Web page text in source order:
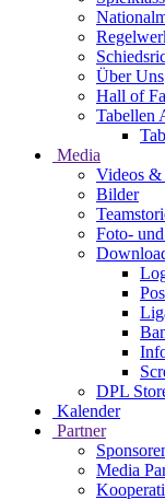
Über Uns
Hall of
Tabellen
Media
Videos
Bilder
Foto-
DPL
Kalender
Partner
Media